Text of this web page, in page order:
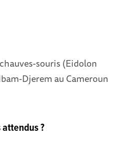
souris (Eidolon
Djerem au Cameroun
?